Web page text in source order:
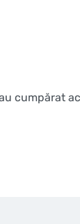
cumpărat